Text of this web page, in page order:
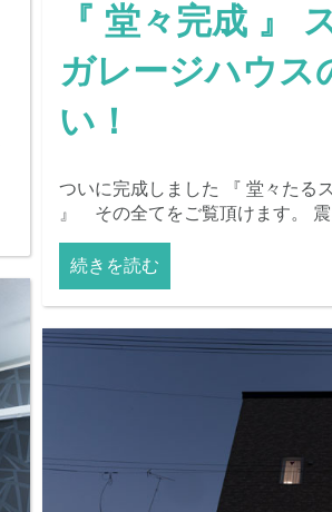
『 堂々完成 』
ガレージハウス
い！
ついに完成しました 『 堂々たる
』 その全てをご覧頂けます。
続きを読む